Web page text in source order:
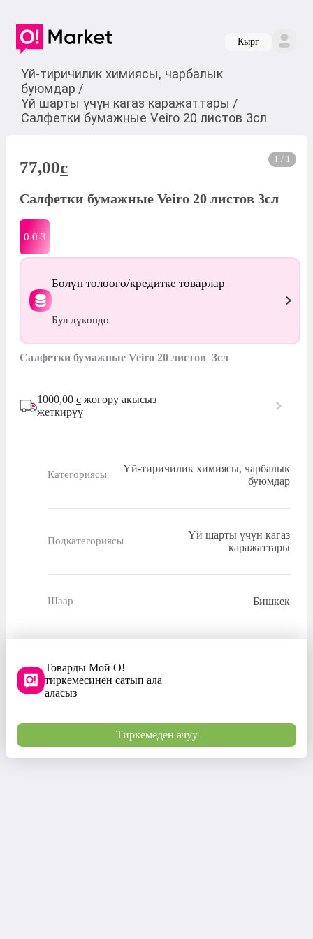
Кырг
Үй-тиричилик химиясы, чарбалык
буюмдар /
Үй шарты үчүн кагаз каражаттары /
Салфетки бумажные Veiro 20 листов 3сл
1 / 1
77,00c
Салфетки бумажные Veiro 20 листов 3сл
0-0-3
Бөлүп төлөөгө/кредитке товарлар
Бул дүкөндө
Салфетки бумажные Veiro 20 листов  3сл
1000,00 с жогору акысыз
жеткирүү
Категориясы
Үй-тиричилик химиясы, чарбалык
буюмдар
Подкатегориясы
Үй шарты үчүн кагаз
каражаттары
Шаар Бишкек
Товарды Мой О!
тиркемесинен сатып ала
аласыз
Тиркемеден ачуу